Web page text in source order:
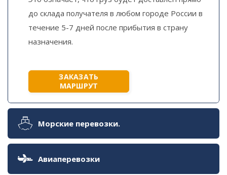
до склада получателя в любом городе России в
течение 5-7 дней после прибытия в страну
назначения.
ЗАКАЗАТЬ
МАРШРУТ
Морские перевозки.
Авиаперевозки